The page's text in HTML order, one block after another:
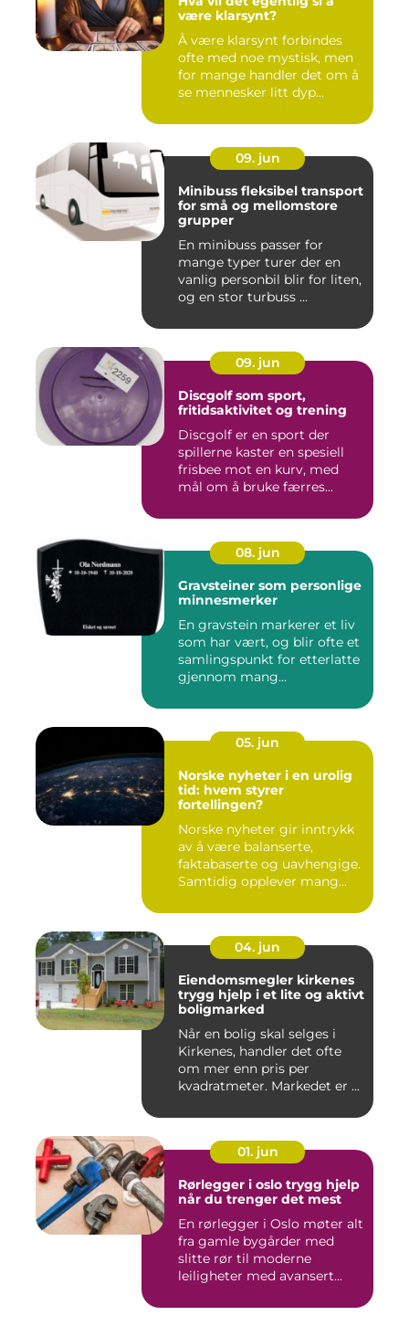
være klarsynt?
Å være klarsynt forbindes
ofte med noe mystisk, men
for mange handler det om å
se mennesker litt dyp...
09. jun
Minibuss fleksibel transport
for små og mellomstore
grupper
En minibuss passer for
mange typer turer der en
vanlig personbil blir for liten,
og en stor turbuss ...
09. jun
Discgolf som sport,
fritidsaktivitet og trening
Discgolf er en sport der
spillerne kaster en spesiell
frisbee mot en kurv, med
mål om å bruke færres...
08. jun
Gravsteiner som personlige
minnesmerker
En gravstein markerer et liv
som har vært, og blir ofte et
samlingspunkt for etterlatte
gjennom mang...
05. jun
Norske nyheter i en urolig
tid: hvem styrer
fortellingen?
Norske nyheter gir inntrykk
av å være balanserte,
faktabaserte og uavhengige.
Samtidig opplever mang...
04. jun
Eiendomsmegler kirkenes
trygg hjelp i et lite og aktivt
boligmarked
Når en bolig skal selges i
Kirkenes, handler det ofte
om mer enn pris per
kvadratmeter. Markedet er ...
01. jun
Rørlegger i oslo trygg hjelp
når du trenger det mest
En rørlegger i Oslo møter alt
fra gamle bygårder med
slitte rør til moderne
leiligheter med avansert...